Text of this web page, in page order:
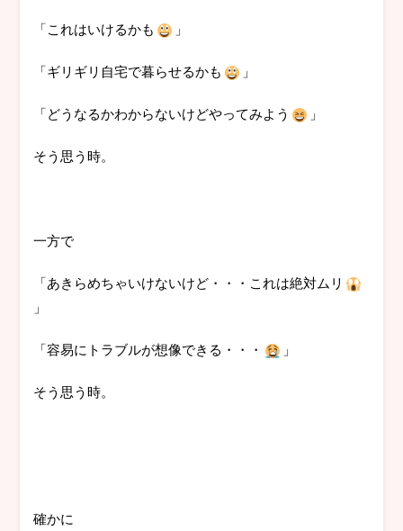
「これはいけるかも 」
「ギリギリ自宅で暮らせるかも 」
「どうなるかわからないけどやってみよう 」
そう思う時。
一方で
「あきらめちゃいけないけど・・・これは絶対ムリ
」
「容易にトラブルが想像できる・・・ 」
そう思う時。
確かに